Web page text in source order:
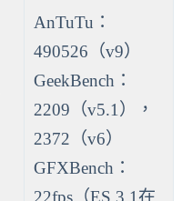
AnTuTu：
490526（v9）
GeekBench：
2209（v5.1），
2372（v6）
GFXBench：
22fps（ES 3.1在